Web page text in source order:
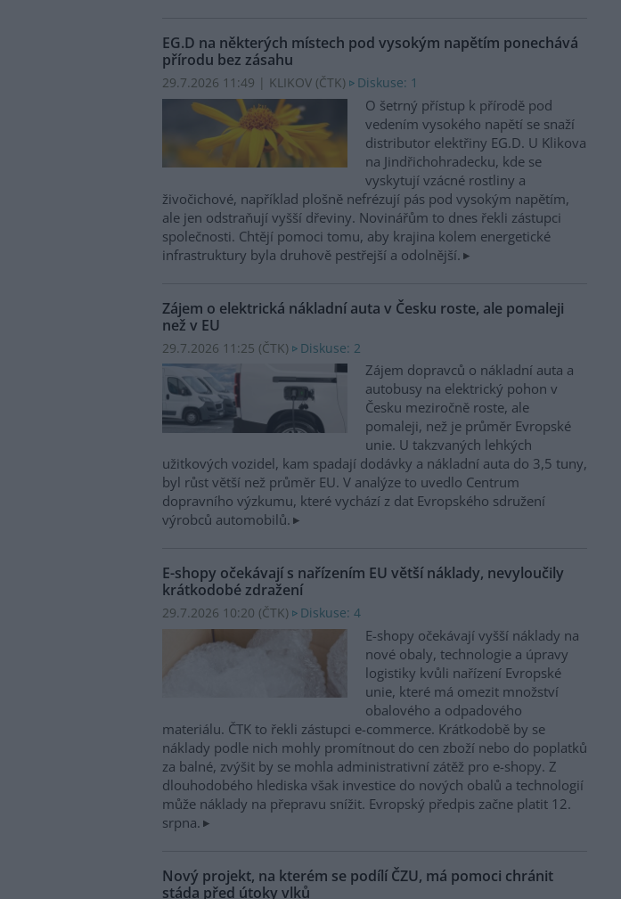
EG.D na některých místech pod vysokým napětím ponechává
přírodu bez zásahu
29.7.2026 11:49 | KLIKOV (ČTK) Diskuse: 1
O šetrný přístup k přírodě pod
vedením vysokého napětí se snaží
distributor elektřiny EG.D. U Klikova
na Jindřichohradecku, kde se
vyskytují vzácné rostliny a
živočichové, například plošně nefrézují pás pod vysokým napětím,
ale jen odstraňují vyšší dřeviny. Novinářům to dnes řekli zástupci
společnosti. Chtějí pomoci tomu, aby krajina kolem energetické
infrastruktury byla druhově pestřejší a odolnější.
Zájem o elektrická nákladní auta v Česku roste, ale pomaleji
než v EU
29.7.2026 11:25 (ČTK) Diskuse: 2
Zájem dopravců o nákladní auta a
autobusy na elektrický pohon v
Česku meziročně roste, ale
pomaleji, než je průměr Evropské
unie. U takzvaných lehkých
užitkových vozidel, kam spadají dodávky a nákladní auta do 3,5 tuny,
byl růst větší než průměr EU. V analýze to uvedlo Centrum
dopravního výzkumu, které vychází z dat Evropského sdružení
výrobců automobilů.
E-shopy očekávají s nařízením EU větší náklady, nevyloučily
krátkodobé zdražení
29.7.2026 10:20 (ČTK) Diskuse: 4
E-shopy očekávají vyšší náklady na
nové obaly, technologie a úpravy
logistiky kvůli nařízení Evropské
unie, které má omezit množství
obalového a odpadového
materiálu. ČTK to řekli zástupci e-commerce. Krátkodobě by se
náklady podle nich mohly promítnout do cen zboží nebo do poplatků
za balné, zvýšit by se mohla administrativní zátěž pro e-shopy. Z
dlouhodobého hlediska však investice do nových obalů a technologií
může náklady na přepravu snížit. Evropský předpis začne platit 12.
srpna.
Nový projekt, na kterém se podílí ČZU, má pomoci chránit
stáda před útoky vlků